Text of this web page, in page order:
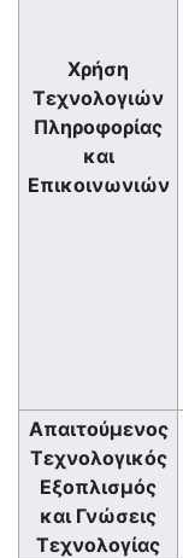
Χρήση
Τεχνολογιών
Πληροφορίας
και
Επικοινωνιών
Απαιτούμενος
Τεχνολογικός
Εξοπλισμός
και Γνώσεις
Τεχνολογίας